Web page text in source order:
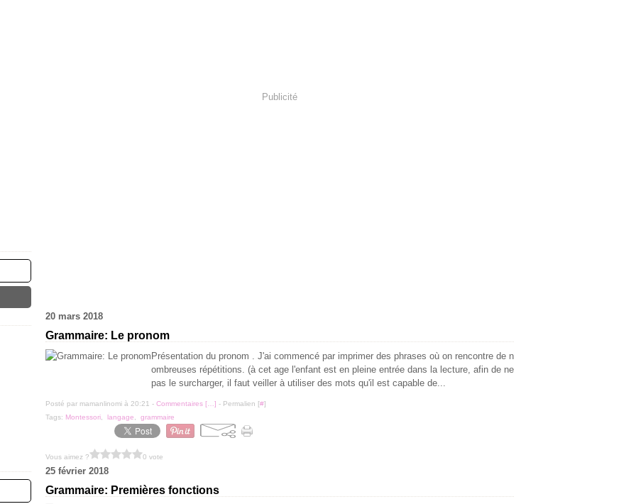
Publicité
20 mars 2018
Grammaire: Le pronom
Présentation du pronom . J'ai commencé par imprimer des phrases où on rencontre de n
ombreuses répétitions. (à cet age l'enfant est en pleine entrée dans la lecture, afin de ne
pas le surcharger, il faut veiller à utiliser des mots qu'il est capable de...
Posté par mamanlinomi à 20:21 - Commentaires [ ] - Permalien [#]
Tags: Montessori langage grammaire
Vous aimez ? 0 vote
25 février 2018
Grammaire: Premières fonctions